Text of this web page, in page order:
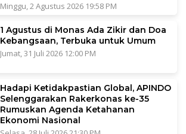
Minggu, 2 Agustus 2026 19:58 PM
1 Agustus di Monas Ada Zikir dan Doa
Kebangsaan, Terbuka untuk Umum
Jumat, 31 Juli 2026 12:00 PM
Hadapi Ketidakpastian Global, APINDO
Selenggarakan Rakerkonas ke-35
Rumuskan Agenda Ketahanan
Ekonomi Nasional